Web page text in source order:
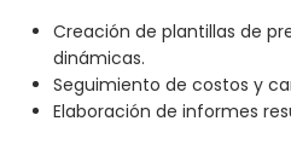
Creación de plantillas de
dinámicas.
Seguimiento de costos y
Elaboración de informes